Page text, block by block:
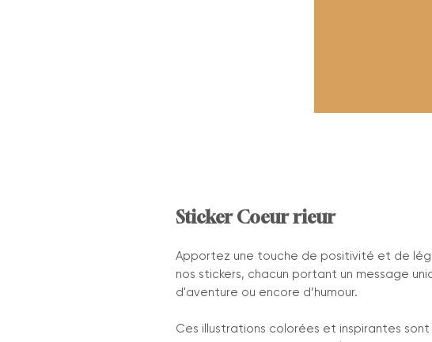
Sticker Coeur rieur
Apportez une touche de positivité et de
nos stickers, chacun portant un message
d'aventure ou encore d’humour.
Ces illustrations colorées et inspirantes